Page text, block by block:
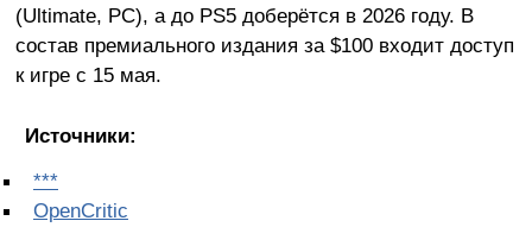
(Ultimate, PC), а до PS5 доберётся в 2026 году. В
состав премиального издания за $100 входит доступ
к игре с 15 мая.
Источники:
***
OpenCritic